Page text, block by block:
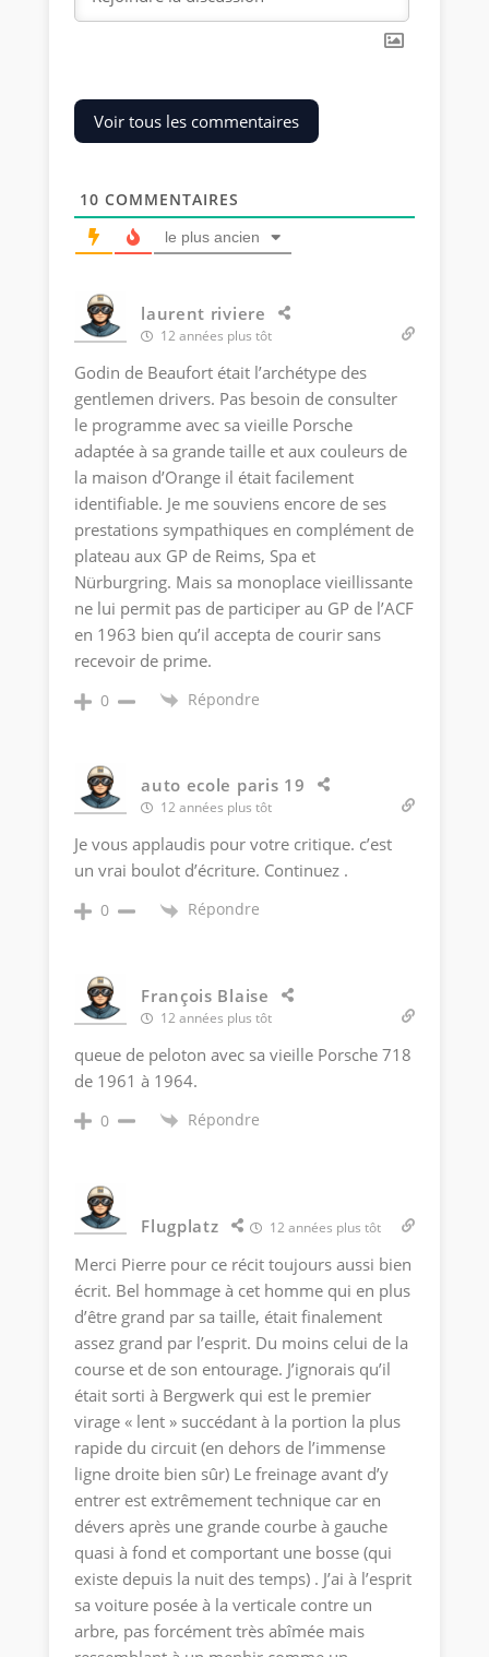
Voir tous les commentaires
10 COMMENTAIRES
le plus ancien
laurent riviere
12 années plus tôt
Godin de Beaufort était l’archétype des
gentlemen drivers. Pas besoin de consulter
le programme avec sa vieille Porsche
adaptée à sa grande taille et aux couleurs de
la maison d’Orange il était facilement
identifiable. Je me souviens encore de ses
prestations sympathiques en complément de
plateau aux GP de Reims, Spa et
Nürburgring. Mais sa monoplace vieillissante
ne lui permit pas de participer au GP de l’ACF
en 1963 bien qu’il accepta de courir sans
recevoir de prime.
0 Répondre
auto ecole paris 19
12 années plus tôt
Je vous applaudis pour votre critique. c’est
un vrai boulot d’écriture. Continuez .
0 Répondre
François Blaise
12 années plus tôt
queue de peloton avec sa vieille Porsche 718
de 1961 à 1964.
0 Répondre
Flugplatz 12 années plus tôt
Merci Pierre pour ce récit toujours aussi bien
écrit. Bel hommage à cet homme qui en plus
d’être grand par sa taille, était finalement
assez grand par l’esprit. Du moins celui de la
course et de son entourage. J’ignorais qu’il
était sorti à Bergwerk qui est le premier
virage « lent » succédant à la portion la plus
rapide du circuit (en dehors de l’immense
ligne droite bien sûr) Le freinage avant d’y
entrer est extrêmement technique car en
dévers après une grande courbe à gauche
quasi à fond et comportant une bosse (qui
existe depuis la nuit des temps) . J’ai à l’esprit
sa voiture posée à la verticale contre un
arbre, pas forcément très abîmée mais